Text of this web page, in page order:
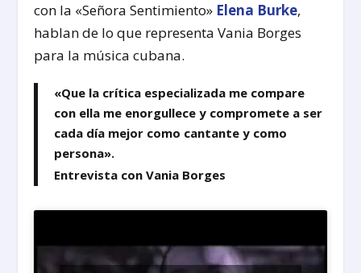
con la «Señora Sentimiento» Elena Burke,
hablan de lo que representa Vania Borges
para la música cubana.
«Que la crítica especializada me compare
con ella me enorgullece y compromete a ser
cada día mejor como cantante y como
persona».
Entrevista con Vania Borges